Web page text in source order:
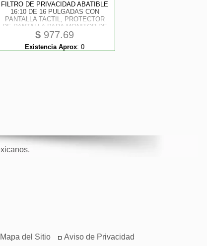
FILTRO DE PRIVACIDAD ABATIBLE
16:10 DE 16 PULGADAS CON
PANTALLA TACTIL, PROTECTOR
DE PANTALLA PARA MONITOR DE
PORTÁTIL CON REDUCCIÓN DE
LUZ AZUL DEL 51 % STARTECH
$ 977.69
Existencia Aprox: 0
Mapa del Sitio Aviso de Privacidad